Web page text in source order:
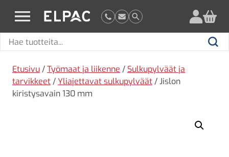
elpac.fi
Hae
Hae
Etusivu /Työmaat ja liikenne / Sulkupylväät ja
tarvikkeet /Yliajettavat sulkupylväät / Jislon
kiristysavain 130 mm